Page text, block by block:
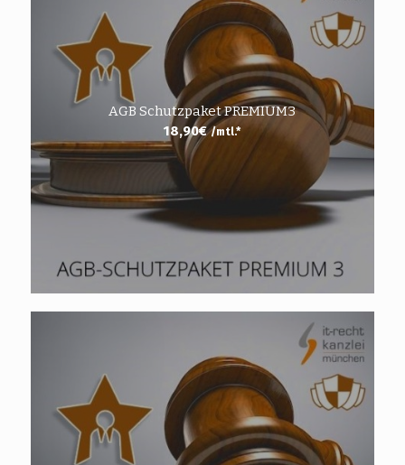
AGB Schutzpaket PREMIUM3
18,90€ /mtl.*